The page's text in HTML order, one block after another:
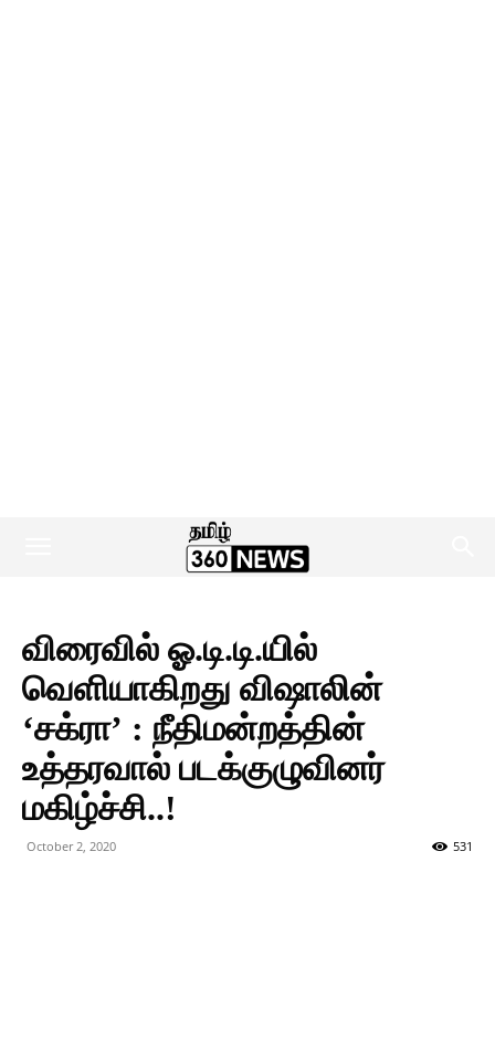
விரைவில் ஓ.டி.டி.யில்
வெளியாகிறது விஷாலின்
‘சக்ரா’ : நீதிமன்றத்தின்
உத்தரவால் படக்குழுவினர்
மகிழ்ச்சி..!
October 2, 2020 531